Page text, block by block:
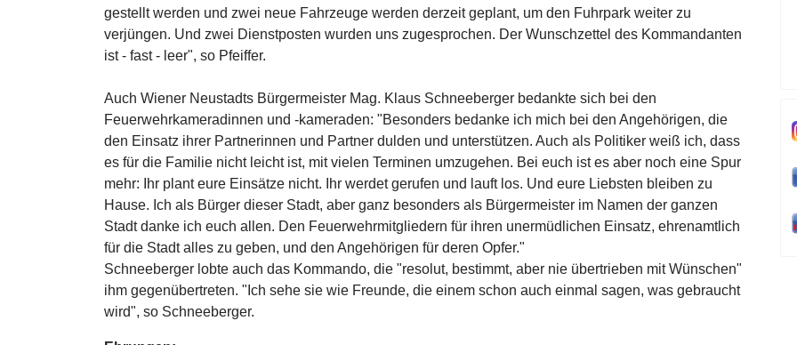
gestellt werden und zwei neue Fahrzeuge werden derzeit geplant, um den Fuhrpark weiter zu
verjüngen. Und zwei Dienstposten wurden uns zugesprochen. Der Wunschzettel des Kommandanten
ist - fast - leer", so Pfeiffer.
Auch Wiener Neustadts Bürgermeister Mag. Klaus Schneeberger bedankte sich bei den
Feuerwehrkameradinnen und -kameraden: "Besonders bedanke ich mich bei den Angehörigen, die
den Einsatz ihrer Partnerinnen und Partner dulden und unterstützen. Auch als Politiker weiß ich, dass
es für die Familie nicht leicht ist, mit vielen Terminen umzugehen. Bei euch ist es aber noch eine Spur
mehr: Ihr plant eure Einsätze nicht. Ihr werdet gerufen und lauft los. Und eure Liebsten bleiben zu
Hause. Ich als Bürger dieser Stadt, aber ganz besonders als Bürgermeister im Namen der ganzen
Stadt danke ich euch allen. Den Feuerwehrmitgliedern für ihren unermüdlichen Einsatz, ehrenamtlich
für die Stadt alles zu geben, und den Angehörigen für deren Opfer."
Schneeberger lobte auch das Kommando, die "resolut, bestimmt, aber nie übertrieben mit Wünschen"
ihm gegenübertreten. "Ich sehe sie wie Freunde, die einem schon auch einmal sagen, was gebraucht
wird", so Schneeberger.